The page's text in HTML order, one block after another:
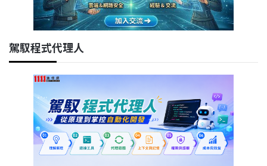
駕馭程式代理人